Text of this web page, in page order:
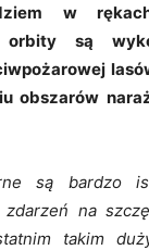
w
są
obszarów
są bardzo
zdarzeń na
takim